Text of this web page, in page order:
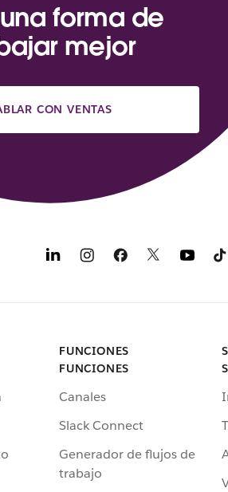
forma de
mejor
CON VENTAS
FUNCIONES
FUNCIONES
Canales
Slack Connect
Generador de flujos de
trabajo